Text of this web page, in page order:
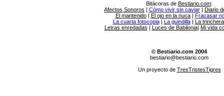
Bitácoras de Bestiario.com:
Afectos Sonoros | Cómo vivir sin caviar | Diario
El mantenido| El ojo en la nuca| Fracasar
La cuarta fotocopia| La guindilla| La
Letras enredadas | Luces de Babilonia| Mi vida
© Bestiario.com 2004
bestiario@bestiario.com
Un proyecto de TresTristesTigres